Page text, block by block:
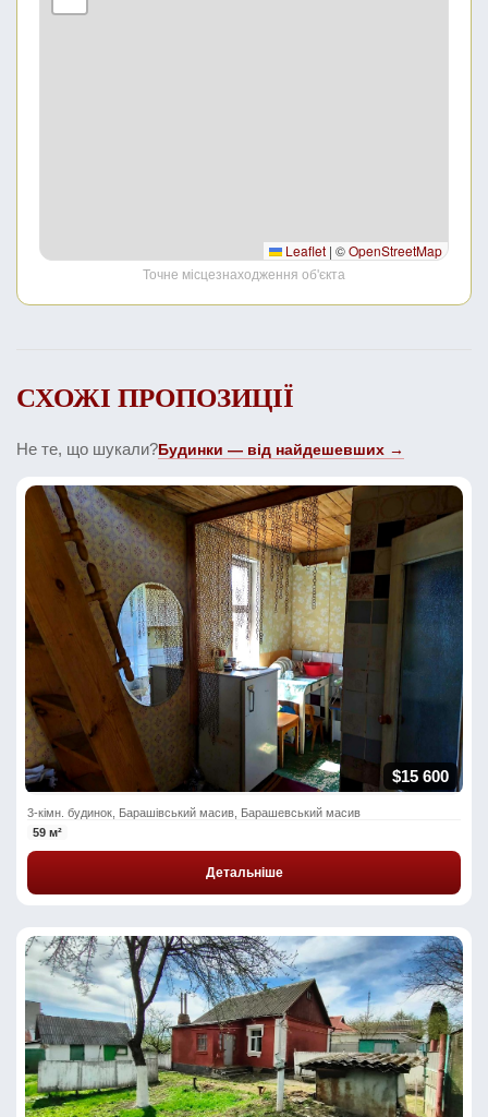
Leaflet | ©OpenStreetMap
Точне місцезнаходження об'єкта
СХОЖІ ПРОПОЗИЦІЇ
Не те, що шукали?Будинки — від найдешевших →
$15 600
3-кімн. будинок, Барашівський масив, Барашевський масив
59 м²
Детальніше